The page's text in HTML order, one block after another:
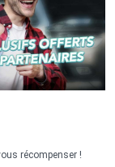
récompenser !